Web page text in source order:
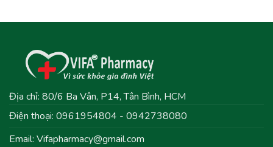
Địa chỉ: 80/6 Ba Vân, P14, Tân Bình, HCM
Điện thoại: 0961954804 - 0942738080
Email: Vifapharmacy@gmail.com